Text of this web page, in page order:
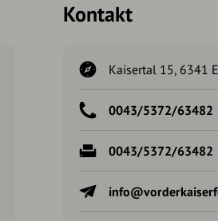
Kontakt
Kaisertal 15, 6341
0043/5372/63482
0043/5372/63482